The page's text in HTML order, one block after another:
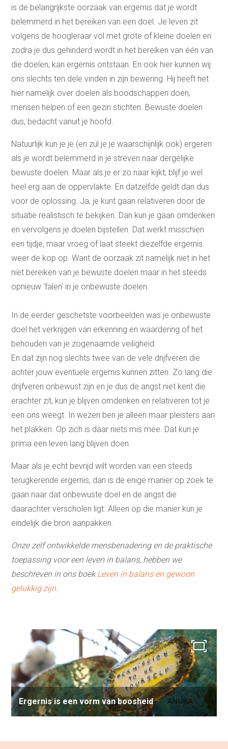
is de belangrijkste oorzaak van ergernis dat je wordt
belemmerd in het bereiken van een doel. Je leven zit
volgens de hoogleraar vol met grote of kleine doelen en
zodra je dus gehinderd wordt in het bereiken van één van
die doelen, kan ergernis ontstaan. En ook hier kunnen wij
ons slechts ten dele vinden in zijn bewering. Hij heeft het
hier namelijk over doelen als boodschappen doen,
mensen helpen of een gezin stichten. Bewuste doelen
dus, bedacht vanuit je hoofd.
Natuurlijk kun je je (en zul je je waarschijnlijk ook) ergeren
als je wordt belemmerd in je streven naar dergelijke
bewuste doelen. Maar als je er zo naar kijkt, blijf je wel
heel erg aan de oppervlakte. En datzelfde geldt dan dus
voor de oplossing. Ja, je kunt gaan relativeren door de
situatie realistisch te bekijken. Dan kun je gaan omdenken
en vervolgens je doelen bijstellen. Dat werkt misschien
een tijdje, maar vroeg of laat steekt diezelfde ergernis
weer de kop op. Want de oorzaak zit namelijk niet in het
niet bereiken van je bewuste doelen maar in het steeds
opnieuw ‘falen’ in je onbewuste doelen.
In de eerder geschetste voorbeelden was je onbewuste
doel het verkrijgen van erkenning en waardering of het
behouden van je zogenaamde veiligheid.
En dat zijn nog slechts twee van de vele drijfveren die
achter jouw eventuele ergernis kunnen zitten. Zo lang die
drijfveren onbewust zijn en je dus de angst niet kent die
erachter zit, kun je blijven omdenken en relativeren tot je
een ons weegt. In wezen ben je alleen maar pleisters aan
het plakken. Op zich is daar niets mis mee. Dat kun je
prima een leven lang blijven doen.
Maar als je echt bevrijd wilt worden van een steeds
terugkerende ergernis, dan is de enige manier op zoek te
gaan naar dat onbewuste doel en de angst die
daarachter verscholen ligt. Alleen op die manier kun je
eindelijk die bron aanpakken.
Onze zelf ontwikkelde mensbenadering en de praktische
toepassing voor een leven in balans, hebben we
beschreven in ons boek Leven in balans en gewoon
gelukkig zijn.
Ergernis is een vorm van boosheid